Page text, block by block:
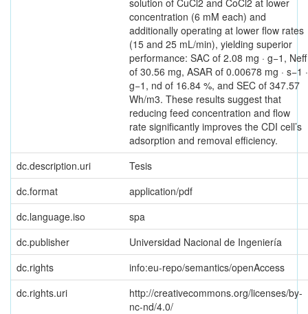
concentration (6 mM each) and
additionally operating at lower flow rates
(15 and 25 mL/min), yielding superior
performance: SAC of 2.08 mg · g−1, Neff
of 30.56 mg, ASAR of 0.00678 mg · s−1 ·
g−1, nd of 16.84 %, and SEC of 347.57
Wh/m3. These results suggest that
reducing feed concentration and flow
rate significantly improves the CDI cell’s
adsorption and removal efficiency.
dc.description.uri
Tesis
dc.format
application/pdf
dc.language.iso
spa
dc.publisher
Universidad Nacional de Ingeniería
dc.rights
info:eu-repo/semantics/openAccess
dc.rights.uri
http://creativecommons.org/licenses/by-
nc-nd/4.0/